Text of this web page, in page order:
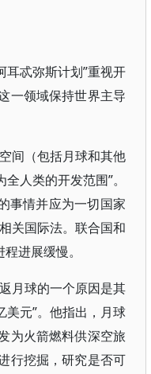
耳忒弥斯计划”重视开
一领域保持世界主导
间（包括月球和其他
人类的开发范围”。
事情并应为一切国家
关国际法。联合国和
进展缓慢。
月球的一个原因是其
美元”。他指出，月球
为火箭燃料供深空旅
行挖掘，研究是否可